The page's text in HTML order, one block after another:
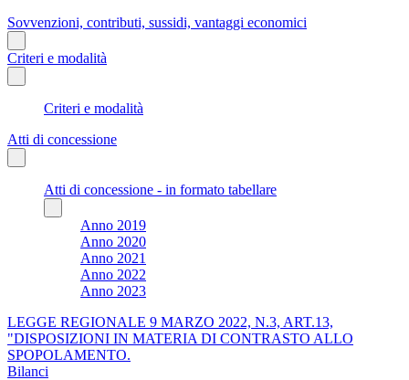
Sovvenzioni, contributi, sussidi, vantaggi economici
Criteri e modalità
Criteri e modalità
Atti di concessione
Atti di concessione - in formato tabellare
Anno 2019
Anno 2020
Anno 2021
Anno 2022
Anno 2023
LEGGE REGIONALE 9 MARZO 2022, N.3, ART.13,
"DISPOSIZIONI IN MATERIA DI CONTRASTO ALLO
SPOPOLAMENTO.
Bilanci